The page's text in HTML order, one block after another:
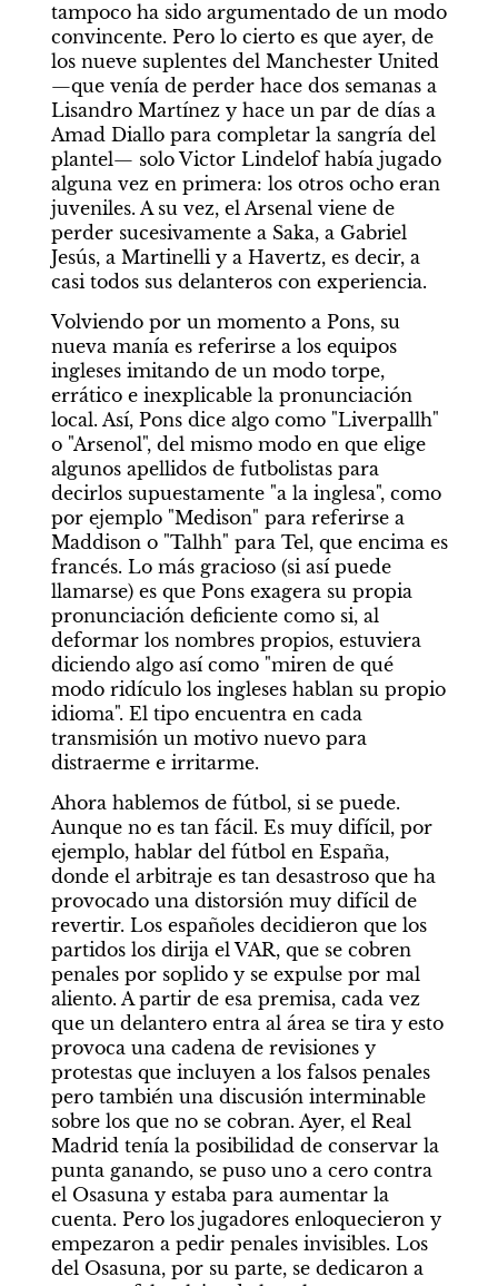
tampoco ha sido argumentado de un modo
convincente. Pero lo cierto es que ayer, de
los nueve suplentes del Manchester United
—que venía de perder hace dos semanas a
Lisandro Martínez y hace un par de días a
Amad Diallo para completar la sangría del
plantel— solo Victor Lindelof había jugado
alguna vez en primera: los otros ocho eran
juveniles. A su vez, el Arsenal viene de
perder sucesivamente a Saka, a Gabriel
Jesús, a Martinelli y a Havertz, es decir, a
casi todos sus delanteros con experiencia.
Volviendo por un momento a Pons, su
nueva manía es referirse a los equipos
ingleses imitando de un modo torpe,
errático e inexplicable la pronunciación
local. Así, Pons dice algo como "Liverpallh"
o "Arsenol", del mismo modo en que elige
algunos apellidos de futbolistas para
decirlos supuestamente "a la inglesa", como
por ejemplo "Medison" para referirse a
Maddison o "Talhh" para Tel, que encima es
francés. Lo más gracioso (si así puede
llamarse) es que Pons exagera su propia
pronunciación deficiente como si, al
deformar los nombres propios, estuviera
diciendo algo así como "miren de qué
modo ridículo los ingleses hablan su propio
idioma". El tipo encuentra en cada
transmisión un motivo nuevo para
distraerme e irritarme.
Ahora hablemos de fútbol, si se puede.
Aunque no es tan fácil. Es muy difícil, por
ejemplo, hablar del fútbol en España,
donde el arbitraje es tan desastroso que ha
provocado una distorsión muy difícil de
revertir. Los españoles decidieron que los
partidos los dirija el VAR, que se cobren
penales por soplido y se expulse por mal
aliento. A partir de esa premisa, cada vez
que un delantero entra al área se tira y esto
provoca una cadena de revisiones y
protestas que incluyen a los falsos penales
pero también una discusión interminable
sobre los que no se cobran. Ayer, el Real
Madrid tenía la posibilidad de conservar la
punta ganando, se puso uno a cero contra
el Osasuna y estaba para aumentar la
cuenta. Pero los jugadores enloquecieron y
empezaron a pedir penales invisibles. Los
del Osasuna, por su parte, se dedicaron a